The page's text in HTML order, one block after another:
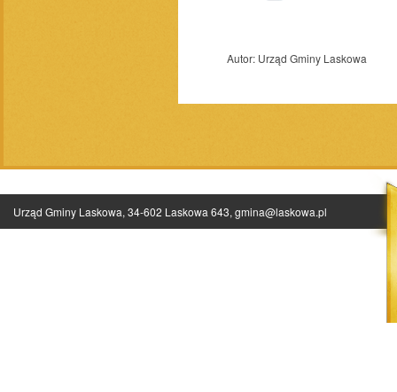
Autor: Urząd Gminy Laskowa
Urząd Gminy Laskowa, 34-602 Laskowa 643, gmina@laskowa.pl